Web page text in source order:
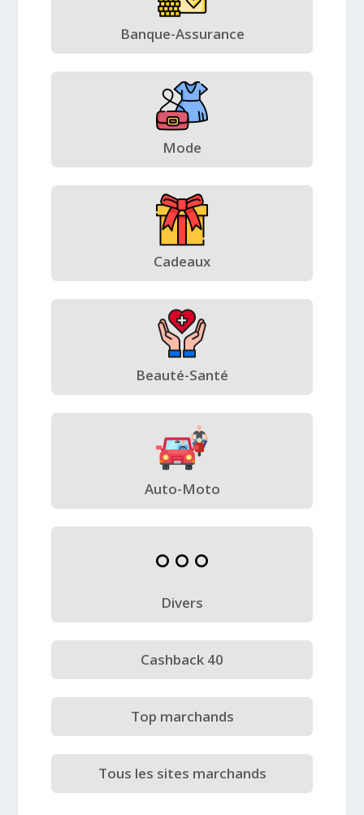
Banque-Assurance
Mode
Cadeaux
Beauté-Santé
Auto-Moto
Divers
Cashback 40
Top marchands
Tous les sites marchands